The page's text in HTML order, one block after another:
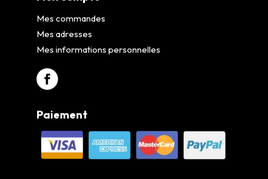
Mes commandes
Mes adresses
Mes informations personnelles
Paiement